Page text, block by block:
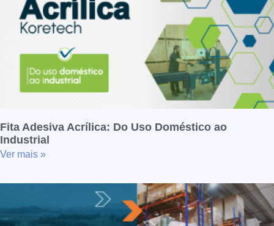
Fita Adesiva Acrílica: Do Uso Doméstico ao
Industrial
Ver mais »